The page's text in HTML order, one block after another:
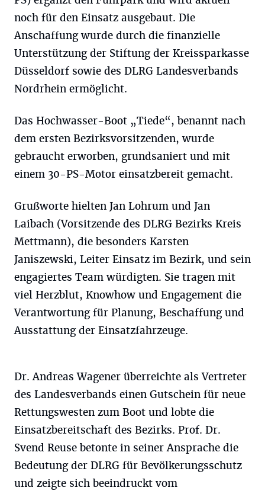
noch für den Einsatz ausgebaut. Die
Anschaffung wurde durch die finanzielle
Unterstützung der Stiftung der Kreissparkasse
Düsseldorf sowie des DLRG Landesverbands
Nordrhein ermöglicht.
Das Hochwasser-Boot „Tiede“, benannt nach
dem ersten Bezirksvorsitzenden, wurde
gebraucht erworben, grundsaniert und mit
einem 30-PS-Motor einsatzbereit gemacht.
Grußworte hielten Jan Lohrum und Jan
Laibach (Vorsitzende des DLRG Bezirks Kreis
Mettmann), die besonders Karsten
Janiszewski, Leiter Einsatz im Bezirk, und sein
engagiertes Team würdigten. Sie tragen mit
viel Herzblut, Knowhow und Engagement die
Verantwortung für Planung, Beschaffung und
Ausstattung der Einsatzfahrzeuge.
Dr. Andreas Wagener überreichte als Vertreter
des Landesverbands einen Gutschein für neue
Rettungswesten zum Boot und lobte die
Einsatzbereitschaft des Bezirks. Prof. Dr.
Svend Reuse betonte in seiner Ansprache die
Bedeutung der DLRG für Bevölkerungsschutz
und zeigte sich beeindruckt vom